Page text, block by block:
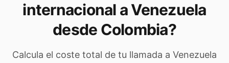
internacional aVenezuela
desde Colombia?
Calcula el coste total de tu llamada a Venezuela